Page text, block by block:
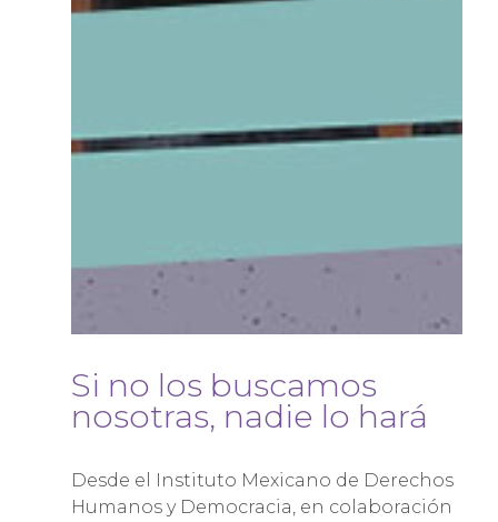
Si no los buscamos
nosotras, nadie lo hará
Desde el Instituto Mexicano de Derechos
Humanos y Democracia, en colaboración